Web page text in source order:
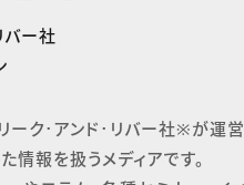
バー社
ーク･アンド･リバー社※が運
情報を扱うメディアです。